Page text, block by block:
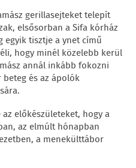
gerillasejteket telepít
elsősorban a Sifa kórház
egyik tisztje a ynet című
hogy minél közelebb kerül
annál inkább fokozni
és az ápolók
előkészületeket, hogy a
az elmúlt hónapban
a menekülttábor